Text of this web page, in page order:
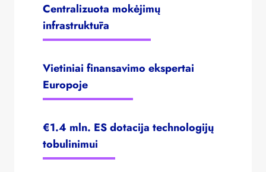
Centralizuota mokėjimų
infrastruktūra
Vietiniai finansavimo ekspertai
Europoje
€1.4 mln. ES dotacija technologijų
tobulinimui